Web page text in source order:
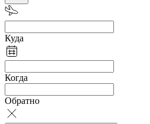
Куда
Когда
Обратно